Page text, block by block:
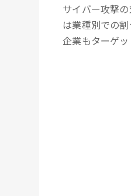
サイバー攻撃
は業種別での
企業もターゲッ